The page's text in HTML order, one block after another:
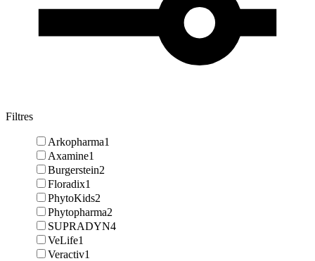
Filtres
Arkopharma1
Axamine1
Burgerstein2
Floradix1
PhytoKids2
Phytopharma2
SUPRADYN4
VeLife1
Veractiv1